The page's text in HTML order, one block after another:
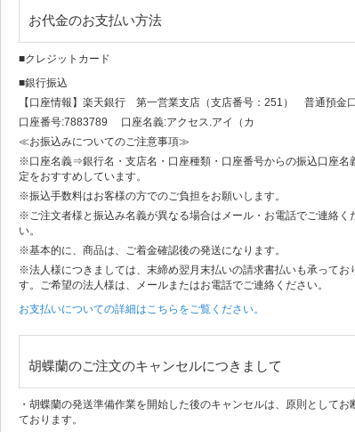
お代金のお支払い方法
■クレジットカード
■銀行振込
【口座情報】楽天銀行 第一営業支店（支店番号：251） 普通預金
口座番号:7883789 口座名義:アクセス.アイ（カ
≪お振込みについてのご注意事項≫
※口座名義⇒銀行名・支店名・口座種類・口座番号からの振込口座名
定をおすすめしています。
※振込手数料はお客様の方でのご負担をお願いします。
※ご注文者様と振込み名義が異なる場合はメール・お電話でご連絡く
い。
※基本的に、商品は、ご着金確認後の発送になります。
※法人様につきましては、末締め翌月末払いの請求書払いも承ってお
す。ご希望の法人様は、メールまたはお電話でご連絡ください。
お支払いについての詳細はこちらをご覧ください。
胡蝶蘭のご注文のキャンセルにつきまして
・胡蝶蘭の発送準備作業を開始した後のキャンセルは、原則としてお
ております。